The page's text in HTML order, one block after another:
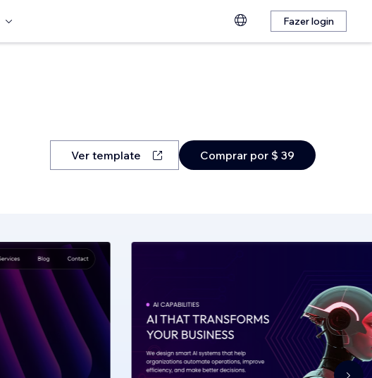
Fazer login
Ver template Comprar por $ 39